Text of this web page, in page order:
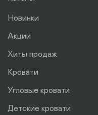
Новинки
Акции
Хиты продаж
Кровати
Угловые кровати
Детские кровати